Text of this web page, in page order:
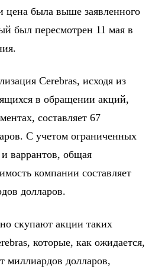
цена была выше заявленного
был пересмотрен 11 мая в
Cerebras, исходя из
в обращении акций,
составляет 67
С учетом ограниченных
варрантов, общая
компании составляет
долларов.
скупают акции таких
которые, как ожидается,
миллиардов долларов,